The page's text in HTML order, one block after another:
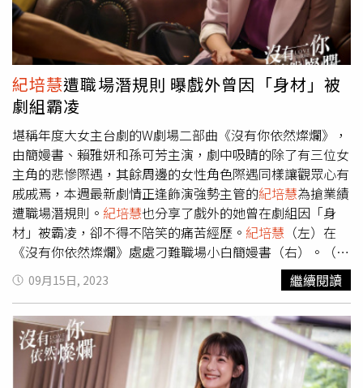
萱在開拍前幫莉莉寫了人物小傳，「成長過程中時常被拿來
和姊姊比較、被忽略，卻同時渴望被愛，她習慣把糟糕的感
受默默地吞下去，卻依然深愛著她的家人，複雜的心境寫到
自己都覺得滿心酸的。」《看看你有多愛我》楊謹華被故事
的母女情吸引，上有對母親的壓力，下為個性迥異正值青春
期的雙胞胎女兒煩惱。（圖／晴天影像）為了增進母女關
係，楊謹華主動向劇組提出希望能在開拍前有一趟母女間的
小旅行，「我們從下午五點開始採買食材、做菜、一路吃飯
聊天到凌晨，無冷場的談話，彷彿很像是認識許久的姐
妹。」林思廷說，「本來以為會很緊張，看到謹華姐之後反
而很放鬆，她有一種令人安心的能力。」詹子萱更大方示
愛：「我覺得我好愛媽媽喔，在她身旁就莫名地有一種安全
感，什麼都能聊，誰能不愛她！」楊謹華則表示：「姊姊的
真實性格比較嚴謹，妹妹比較天真可愛，她們都是非常用功
的好演員，很榮幸能跟努力的演員一起拍戲，真的很幸
福。」首波卡司陣容實力堅強，紀培慧特別演出網紅經紀人
文捷，偷師經紀人平常對自己的「花式叮嚀」外，紀培慧也
在開拍前狂做功課，「上網看了很多謹華姐的訪問以及她的
實境節目，去揣摩當她的分靈體，會是什麼感覺？」她同時
紀培慧遭職場潛規則 曝戲外曾因「身材」被
劇組霸凌
堪稱年度大女主台劇的W劇場二部曲《沒有你依然燦爛》，
由簡嫚書、賴雅妍和孫可芳主演，劇中吸睛的除了有三位女
主角的悲慘際遇，其餘周邊的女性角色際遇同樣讓觀眾心有
戚戚焉，本週最新劇情正逢飾演強勢主管的紀培慧為搶業績
遭職場潛規則。 紀培慧也分享了戲外的她曾在劇組因「身
材」被霸凌，卻不得不陪笑的痛苦經歷。 紀培慧 （左）在
《沒有你依然燦爛》處處刁難職場小白簡嫚書（右）。（圖
／時創影業）《沒有你依然燦爛》隨著周邊角色的加入，劇
情越發撲朔迷離，簡嫚書為了調查亡夫的死因，來到疑似老
公生前的小三楊宥欣（紀培慧飾演）的公司上班，沒想到她
在公司內處處刁難簡嫚書，但一出公司卻為了業績被男性客
戶強灌酒、言語騷擾及嘲弄。邱凱偉（右）在《沒有你依然
燦爛》因婚姻瓶頸「無縫接軌」鍾瑶（左）。（圖／時創影
09月15日, 2023 繼續閱讀